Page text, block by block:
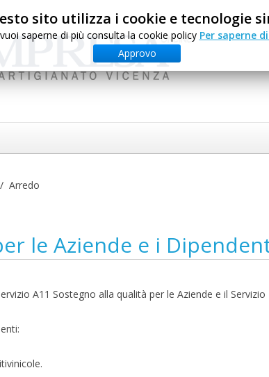
sito utilizza i cookie e tecnologie
saperne di più consulta la cookie policy Per saperne
Approvo
Arredo
le Aziende e i
A11 Sostegno alla qualità per le Aziende e il Servizio